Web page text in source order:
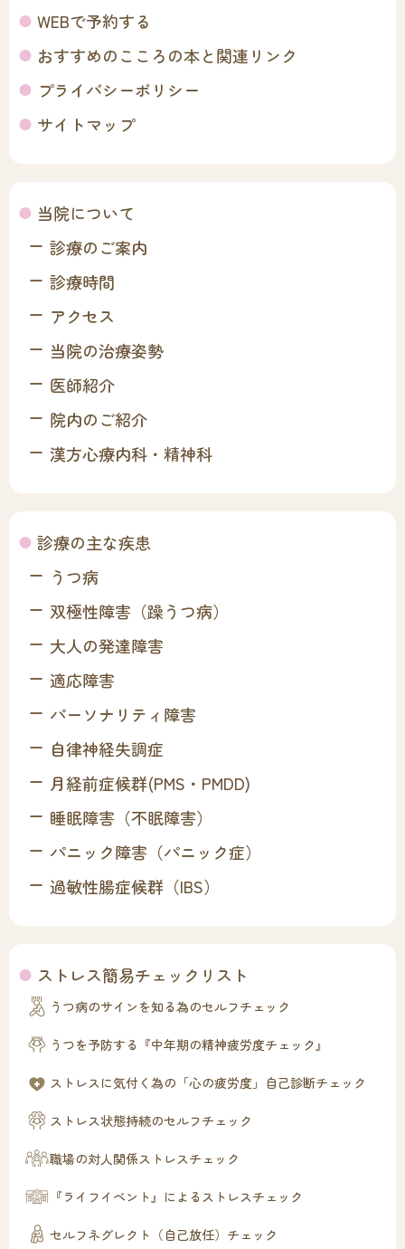
WEBで予約する
おすすめのこころの本と関連リンク
プライバシーポリシー
サイトマップ
当院について
診療のご案内
診療時間
アクセス
当院の治療姿勢
医師紹介
院内のご紹介
漢方心療内科・精神科
診療の主な疾患
うつ病
双極性障害（躁うつ病）
大人の発達障害
適応障害
パーソナリティ障害
自律神経失調症
月経前症候群(PMS・PMDD)
睡眠障害（不眠障害）
パニック障害（パニック症）
過敏性腸症候群（IBS）
ストレス簡易チェックリスト
うつ病のサインを知る為のセルフチェック
うつを予防する『中年期の精神疲労度チェック』
ストレスに気付く為の「心の疲労度」自己診断チェック
ストレス状態持続のセルフチェック
職場の対人関係ストレスチェック
『ライフイベント』によるストレスチェック
セルフネグレクト（自己放任）チェック